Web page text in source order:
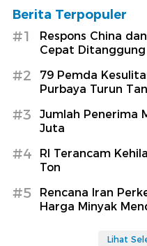
Berita Terpopuler
#1
Respons China
Cepat
#2
79 Pemda
Purbaya Turun
#3
Jumlah Penerima
Juta
#4
RI Terancam
Ton
#5
Rencana Iran
Harga Minyak
Lihat